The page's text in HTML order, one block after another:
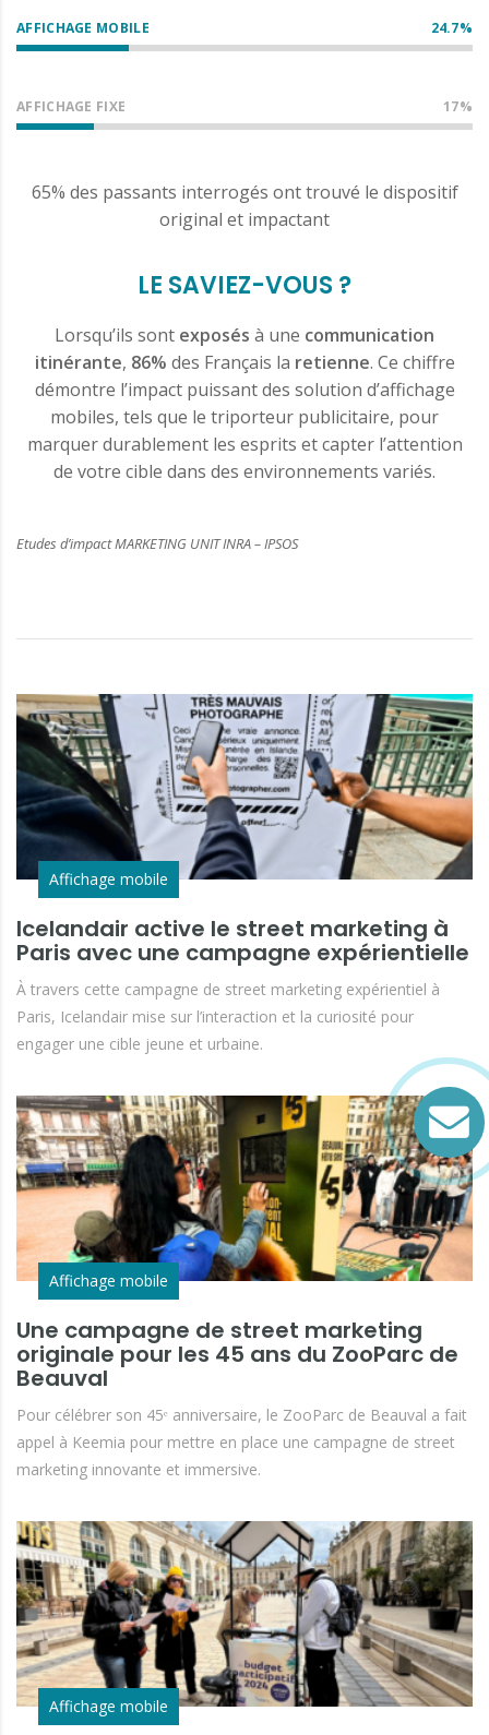
AFFICHAGE MOBILE 24.7%
AFFICHAGE FIXE 17%
65% des passants interrogés ont trouvé le dispositif
original et impactant
LE SAVIEZ-VOUS ?
Lorsqu’ils sont exposés à une communication
itinérante, 86% des Français la retienne. Ce chiffre
démontre l’impact puissant des solution d’affichage
mobiles, tels que le triporteur publicitaire, pour
marquer durablement les esprits et capter l’attention
de votre cible dans des environnements variés.
Etudes d’impact MARKETING UNIT INRA – IPSOS
Affichage mobile
Icelandair active le street marketing à
Paris avec une campagne expérientielle
À travers cette campagne de street marketing expérientiel à
Paris, Icelandair mise sur l’interaction et la curiosité pour
engager une cible jeune et urbaine.
Affichage mobile
Une campagne de street marketing
originale pour les 45 ans du ZooParc de
Beauval
Pour célébrer son 45ᵉ anniversaire, le ZooParc de Beauval a fait
appel à Keemia pour mettre en place une campagne de street
marketing innovante et immersive.
Affichage mobile